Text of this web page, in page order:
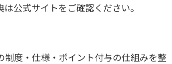
公式サイトをご確認ください。
制度・仕様・ポイント付与の仕組みを整